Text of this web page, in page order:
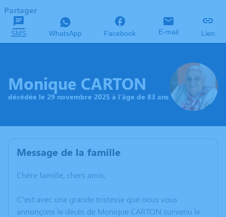
Partager
SMS WhatsApp Facebook E-mail Lien
Monique CARTON
décédée le 29 novembre 2025 à l'âge de 83 ans
Message de la famille
Chère famille, chers amis,
C’est avec une grande tristesse que nous vous
annonçons le décès de Monique CARTON survenu le